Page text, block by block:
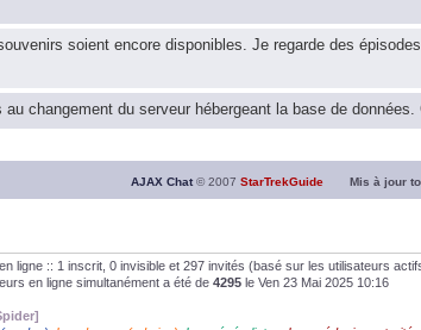
soient encore disponibles. Je regarde des
changement du serveur hébergeant la base de données.
marché. JE vous souhaite une année 2021 plus belle que
n'avons pas fait les survivor des épisodes issus des
AJAX Chat© 2007 StarTrekGuide Mis à jour
ligne :: 1 inscrit, 0 invisible et 297 invités (basé sur les utilisateurs
en ligne simultanément a été de 4295 le Ven 23 Mai 2025 10:16